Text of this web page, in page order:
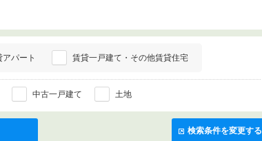
アパート 賃貸一戸建て・その他賃貸住宅
中古一戸建て 土地
検索条件を変更する